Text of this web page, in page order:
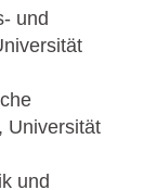
und
Universität
und